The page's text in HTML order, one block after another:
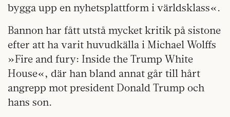
bygga upp en nyhetsplattform i världsklass«.
Bannon har fått utstå mycket kritik på sistone
efter att ha varit huvudkälla i Michael Wolffs
»Fire and fury: Inside the Trump White
House«, där han bland annat går till hårt
angrepp mot president Donald Trump och
hans son.